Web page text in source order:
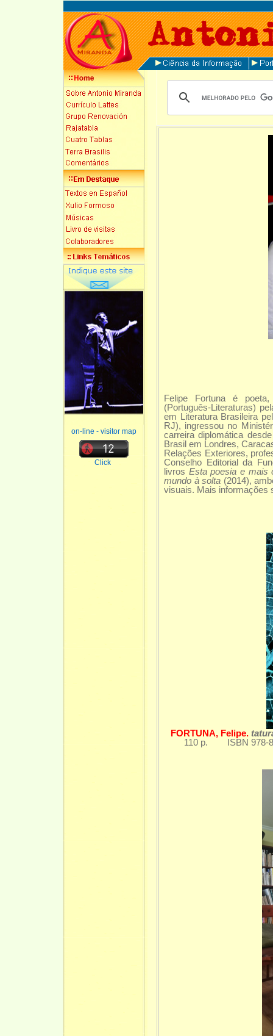
on-line - visitor map
Click
Felipe Fortuna é
(Português-Literaturas)
em Literatura Brasileira
RJ), ingressou no
carreira diplomática
Brasil em Londres,
Relações Exteriores,
Conselho Editorial da
livros Esta poesia e mais
mundo à solta (2014),
visuais. Mais informações
FORTUNA, Felipe.
110 p. ISBN 978-85-